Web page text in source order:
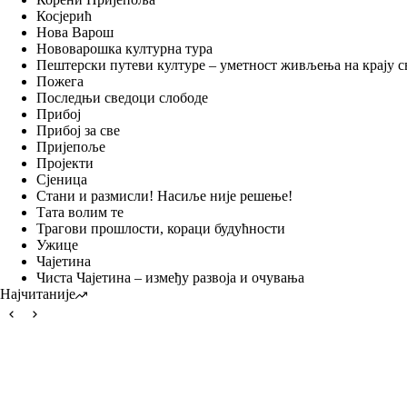
Косјерић
Нова Варош
Нововарошка културна тура
Пештерски путеви културе – уметност живљења на крају
Пожега
Последњи сведоци слободе
Прибој
Прибој за све
Пријепоље
Пројекти
Сјеница
Стани и размисли! Насиље није решење!
Тата волим те
Трагови прошлости, кораци будућности
Ужице
Чајетина
Чиста Чајетина – између развоја и очувања
Најчитаније